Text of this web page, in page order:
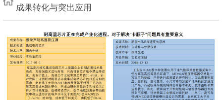
成果转化与突出应用